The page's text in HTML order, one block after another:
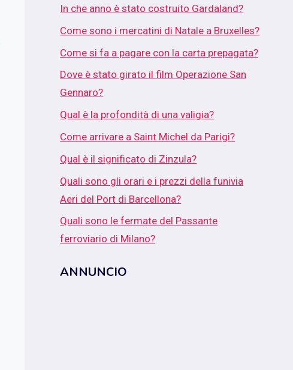
In che anno è stato costruito Gardaland?
Come sono i mercatini di Natale a Bruxelles?
Come si fa a pagare con la carta prepagata?
Dove è stato girato il film Operazione San
Gennaro?
Qual è la profondità di una valigia?
Come arrivare a Saint Michel da Parigi?
Qual è il significato di Zinzula?
Quali sono gli orari e i prezzi della funivia
Aeri del Port di Barcellona?
Quali sono le fermate del Passante
ferroviario di Milano?
ANNUNCIO